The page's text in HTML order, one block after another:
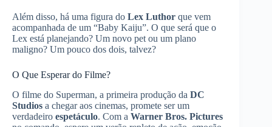
Além disso, há uma figura do Lex Luthor que vem
acompanhada de um “Baby Kaiju”. O que será que o
Lex está planejando? Um novo pet ou um plano
maligno? Um pouco dos dois, talvez?
O Que Esperar do Filme?
O filme do Superman, a primeira produção da DC
Studios a chegar aos cinemas, promete ser um
verdadeiro espetáculo. Com a Warner Bros. Pictures